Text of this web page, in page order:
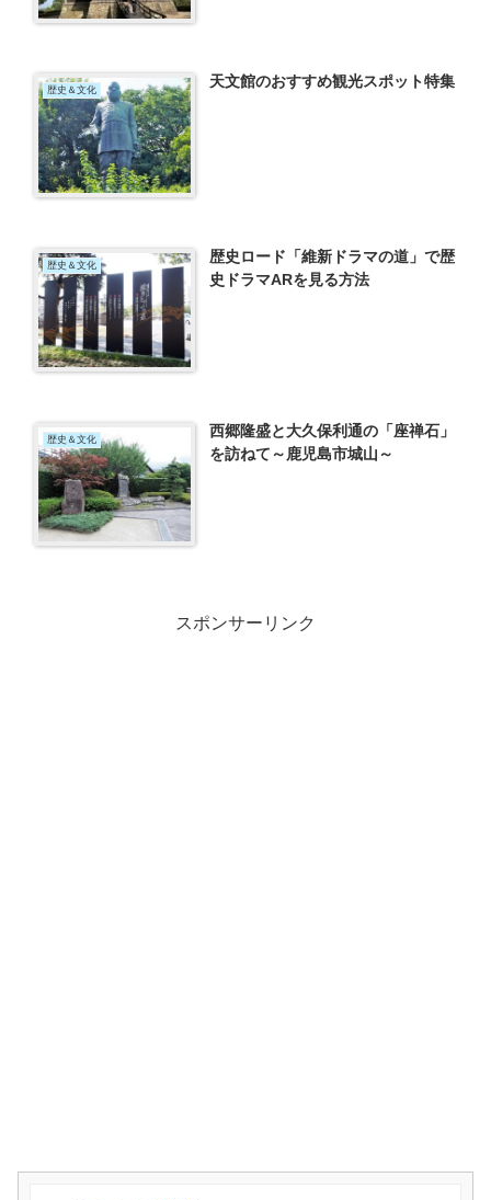
歴史＆文化 天文館のおすすめ観光スポット特集
歴史＆文化
歴史ロード「維新ドラマの道」で歴
史ドラマARを見る方法
歴史＆文化
西郷隆盛と大久保利通の「座禅石」
を訪ねて～鹿児島市城山～
スポンサーリンク